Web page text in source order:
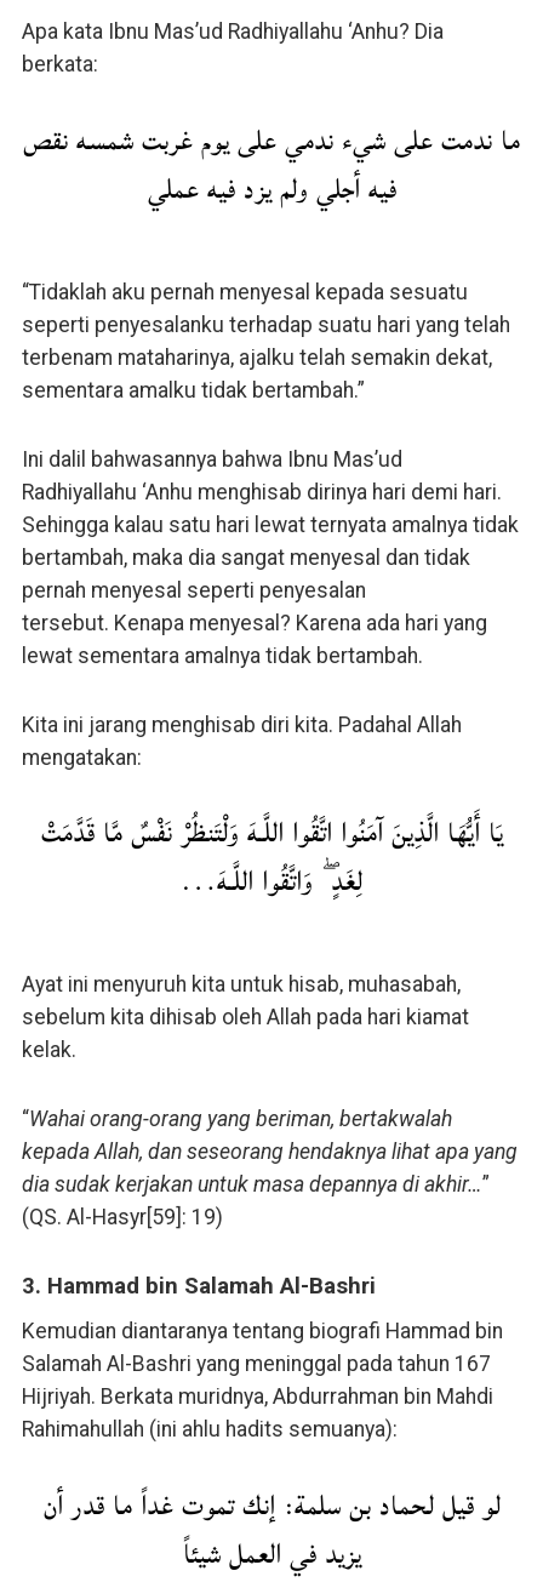
Apa kata Ibnu Mas’ud Radhiyallahu ‘Anhu? Dia
berkata:
ما ندمت على شيء ندمي على يوم غربت شمسه نقص
فيه أجلي ولم يزد فيه عملي
“Tidaklah aku pernah menyesal kepada sesuatu
seperti penyesalanku terhadap suatu hari yang telah
terbenam mataharinya, ajalku telah semakin dekat,
sementara amalku tidak bertambah.”
Ini dalil bahwasannya bahwa Ibnu Mas’ud
Radhiyallahu ‘Anhu menghisab dirinya hari demi hari.
Sehingga kalau satu hari lewat ternyata amalnya tidak
bertambah, maka dia sangat menyesal dan tidak
pernah menyesal seperti penyesalan
tersebut. Kenapa menyesal? Karena ada hari yang
lewat sementara amalnya tidak bertambah.
Kita ini jarang menghisab diri kita. Padahal Allah
mengatakan:
يَا أَيُّهَا الَّذِينَ آمَنُوا اتَّقُوا اللَّـهَ وَلْتَنظُرْ نَفْسٌ مَّا قَدَّمَتْ
لِغَدٍ ۖ وَاتَّقُوا اللَّـهَ…
Ayat ini menyuruh kita untuk hisab, muhasabah,
sebelum kita dihisab oleh Allah pada hari kiamat
kelak.
“Wahai orang-orang yang beriman, bertakwalah
kepada Allah, dan seseorang hendaknya lihat apa yang
dia sudak kerjakan untuk masa depannya di akhir…”
(QS. Al-Hasyr[59]: 19)
3. Hammad bin Salamah Al-Bashri
Kemudian diantaranya tentang biografi Hammad bin
Salamah Al-Bashri yang meninggal pada tahun 167
Hijriyah. Berkata muridnya, Abdurrahman bin Mahdi
Rahimahullah (ini ahlu hadits semuanya):
لو قيل لحماد بن سلمة: إنك تموت غداً ما قدر أن
يزيد في العمل شيئاً